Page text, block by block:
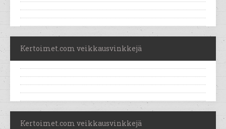
Kertoimet.com veikkausvinkkejä
Kertoimet.com veikkausvinkkejä